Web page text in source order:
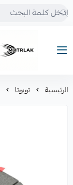
Motrlak
الرئيسية تويوتا